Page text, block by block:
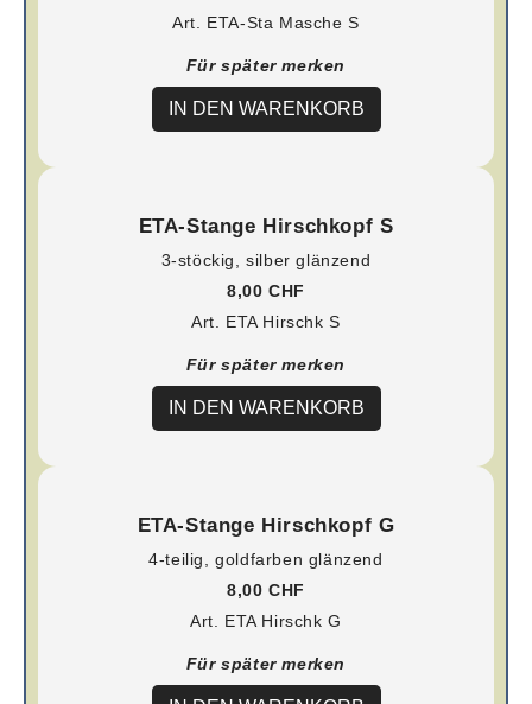
Art. ETA-Sta Masche S
Für später merken
IN DEN WARENKORB
ETA-Stange Hirschkopf S
3-stöckig, silber glänzend
8,00 CHF
Art. ETA Hirschk S
Für später merken
IN DEN WARENKORB
ETA-Stange Hirschkopf G
4-teilig, goldfarben glänzend
8,00 CHF
Art. ETA Hirschk G
Für später merken